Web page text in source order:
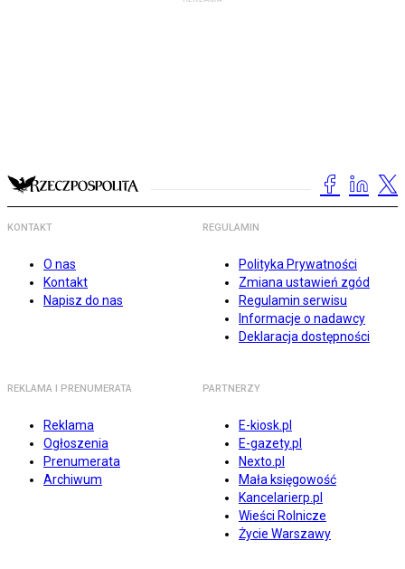
KONTAKT
O nas
Kontakt
Napisz do nas
REGULAMIN
Polityka Prywatności
Zmiana ustawień zgód
Regulamin serwisu
Informacje o nadawcy
Deklaracja dostępności
REKLAMA I PRENUMERATA
Reklama
Ogłoszenia
Prenumerata
Archiwum
PARTNERZY
E-kiosk.pl
E-gazety.pl
Nexto.pl
Mała księgowość
Kancelarierp.pl
Wieści Rolnicze
Życie Warszawy